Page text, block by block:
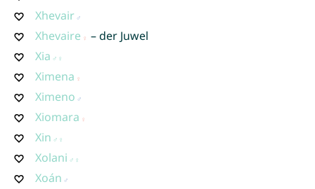
Xhevair
Xhevaire
– der Juwel
Xia
Ximena
Ximeno
Xiomara
Xin
Xolani
Xoán